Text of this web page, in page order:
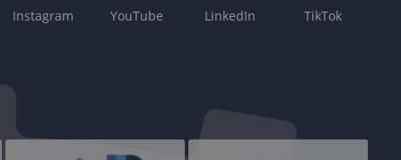
Instagram YouTube LinkedIn TikTok